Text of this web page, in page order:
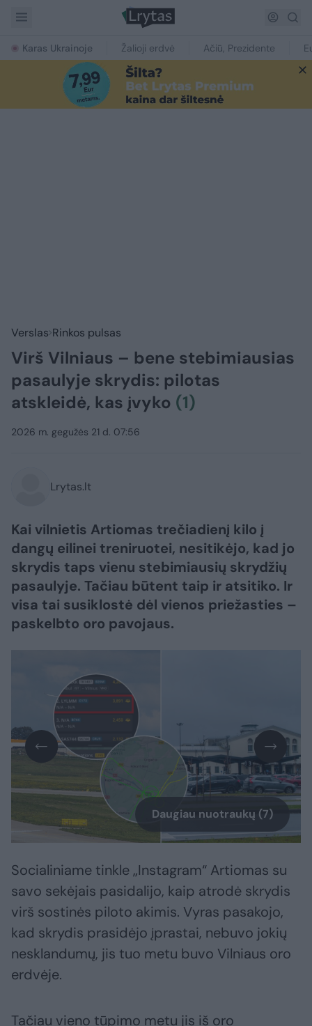
Karas Ukrainoje Žalioji erdvė Ačiū, Prezidente
Verslas Rinkos pulsas
Virš Vilniaus – bene stebimiausias
pasaulyje skrydis: pilotas
atskleidė, kas įvyko (1)
2026 m. gegužės 21 d. 07:56
Lrytas.lt
Kai vilnietis Artiomas trečiadienį kilo į
dangų eilinei treniruotei, nesitikėjo, kad jo
skrydis taps vienu stebimiausių skrydžių
pasaulyje. Tačiau būtent taip ir atsitiko. Ir
visa tai susiklostė dėl vienos priežasties –
paskelbto oro pavojaus.
Daugiau nuotraukų (7)
Socialiniame tinkle „Instagram“ Artiomas su
savo sekėjais pasidalijo, kaip atrodė skrydis
virš sostinės piloto akimis. Vyras pasakojo,
kad skrydis prasidėjo įprastai, nebuvo jokių
nesklandumų, jis tuo metu buvo Vilniaus oro
erdvėje.
Tačiau vieno tūpimo metu jis iš oro